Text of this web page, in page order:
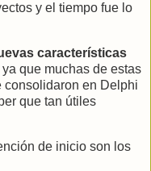
y el tiempo fue lo
características
que muchas de estas
en Delphi
que tan útiles
de inicio son los